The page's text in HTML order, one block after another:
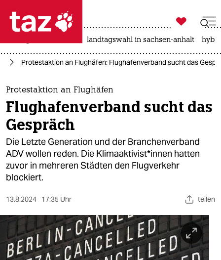
 taz zahl ich
taz zahl ich
themen
politik
öko
gesellschaft
kultur
sport
berlin
nord

taz zahl ich
landtagswahl in sachsen-anhalt
Protestaktion an Flughäfen: Flughafenverband sucht das
Protestaktion an Flughäfen
Flughafenverband sucht das
Gespräch
Die Letzte Generation und der Branchenverband
ADV wollen reden. Die Kli­ma­ak­ti­vis­t*in­nen hatten
zuvor in mehreren Städten den Flugverkehr
blockiert.
13.8.2024 17:35 Uhr teilen